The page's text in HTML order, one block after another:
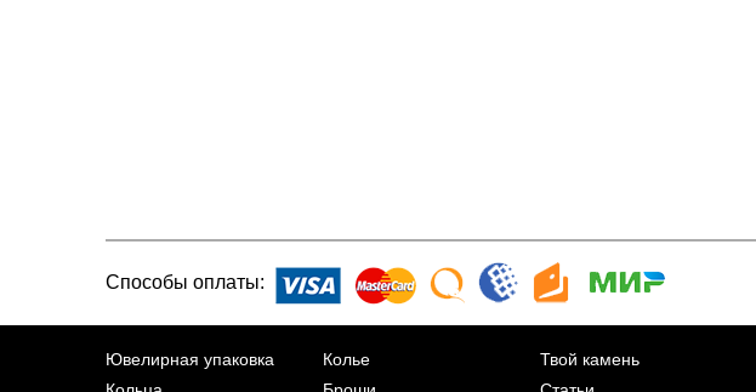
Способы оплаты:
Ювелирная упаковка
Колье
Твой камень